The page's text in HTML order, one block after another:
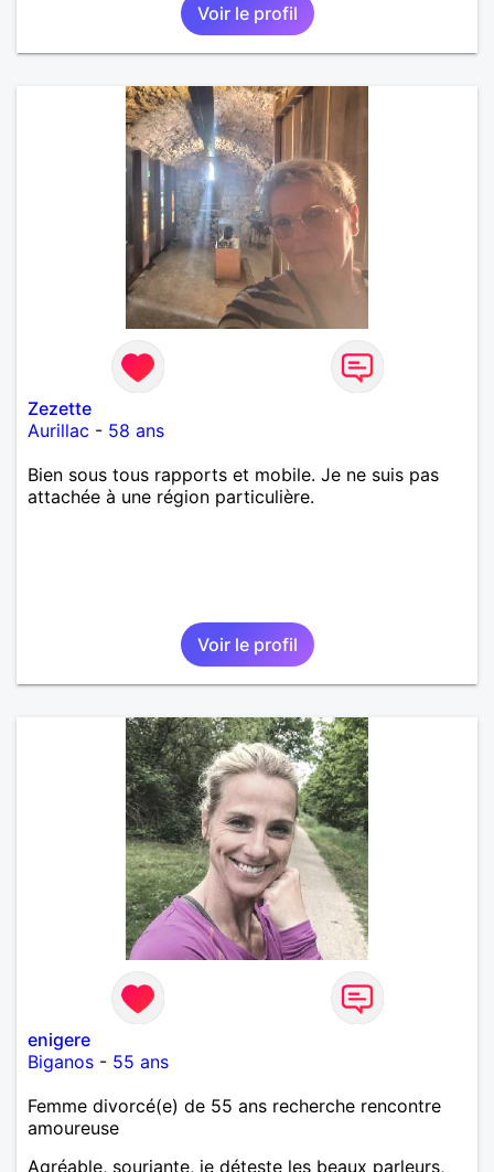
Voir le profil
Zezette
Aurillac - 58 ans
Bien sous tous rapports et mobile. Je ne suis pas
attachée à une région particulière.
Voir le profil
enigere
Biganos - 55 ans
Femme divorcé(e) de 55 ans recherche rencontre
amoureuse
Agréable, souriante, je déteste les beaux parleurs,